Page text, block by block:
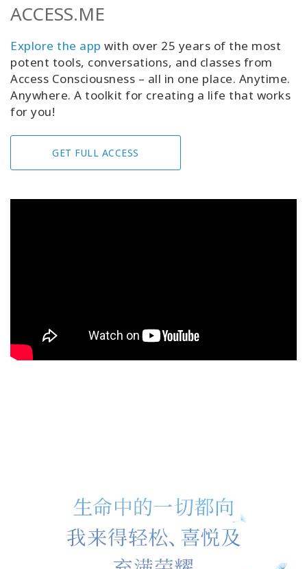
ACCESS.ME
Explore the app with over 25 years of the most
potent tools, conversations, and classes from
Access Consciousness – all in one place. Anytime.
Anywhere. A toolkit for creating a life that works
for you!
GET FULL ACCESS